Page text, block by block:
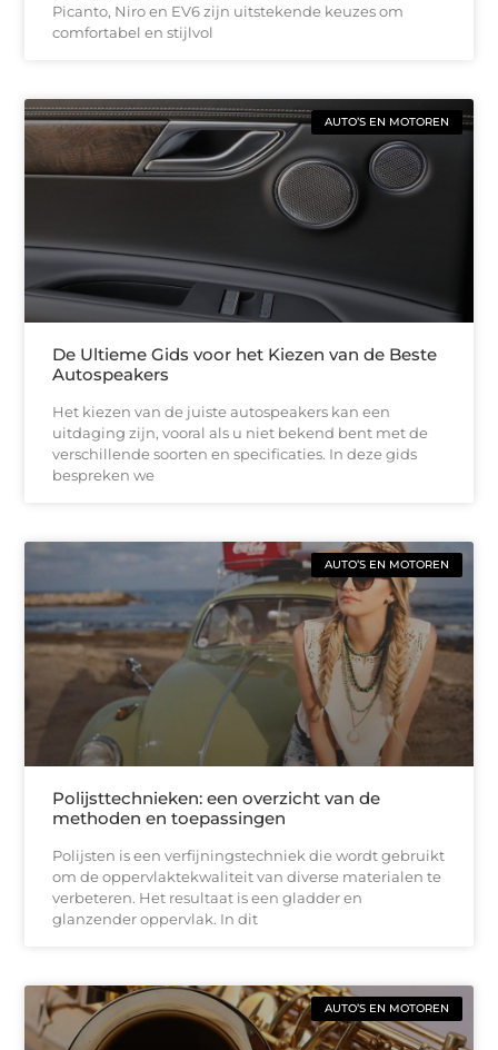
Picanto, Niro en EV6 zijn uitstekende keuzes om
comfortabel en stijlvol
AUTO’S EN MOTOREN
De Ultieme Gids voor het Kiezen van de Beste
Autospeakers
Het kiezen van de juiste autospeakers kan een
uitdaging zijn, vooral als u niet bekend bent met de
verschillende soorten en specificaties. In deze gids
bespreken we
AUTO’S EN MOTOREN
Polijsttechnieken: een overzicht van de
methoden en toepassingen
Polijsten is een verfijningstechniek die wordt gebruikt
om de oppervlaktekwaliteit van diverse materialen te
verbeteren. Het resultaat is een gladder en
glanzender oppervlak. In dit
AUTO’S EN MOTOREN